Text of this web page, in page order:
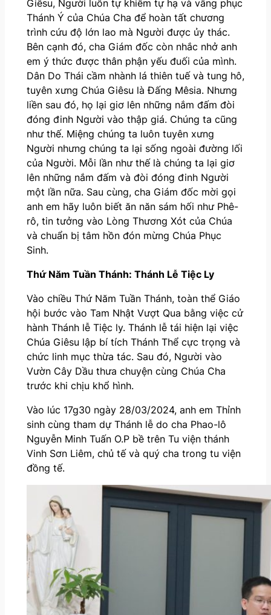
Giêsu, Người luôn tự khiêm tự hạ và vâng phục
Thánh Ý của Chúa Cha để hoàn tất chương
trình cứu độ lớn lao mà Người được ủy thác.
Bên cạnh đó, cha Giám đốc còn nhắc nhở anh
em ý thức được thân phận yếu đuối của mình.
Dân Do Thái cầm nhành lá thiên tuế và tung hô,
tuyên xưng Chúa Giêsu là Đấng Mêsia. Nhưng
liền sau đó, họ lại giơ lên những nắm đấm đòi
đóng đinh Người vào thập giá. Chúng ta cũng
như thế. Miệng chúng ta luôn tuyên xưng
Người nhưng chúng ta lại sống ngoài đường lối
của Người. Mỗi lần như thế là chúng ta lại giơ
lên những nắm đấm và đòi đóng đinh Người
một lần nữa. Sau cùng, cha Giám đốc mời gọi
anh em hãy luôn biết ăn năn sám hối như Phê-
rô, tin tưởng vào Lòng Thương Xót của Chúa
và chuẩn bị tâm hồn đón mừng Chúa Phục
Sinh.
Thứ Năm Tuần Thánh: Thánh Lễ Tiệc Ly
Vào chiều Thứ Năm Tuần Thánh, toàn thể Giáo
hội bước vào Tam Nhật Vượt Qua bằng việc cử
hành Thánh lễ Tiệc ly. Thánh lễ tái hiện lại việc
Chúa Giêsu lập bí tích Thánh Thể cực trọng và
chức linh mục thừa tác. Sau đó, Người vào
Vườn Cây Dầu thưa chuyện cùng Chúa Cha
trước khi chịu khổ hình.
Vào lúc 17g30 ngày 28/03/2024, anh em Thỉnh
sinh cùng tham dự Thánh lễ do cha Phao-lô
Nguyễn Minh Tuấn O.P bề trên Tu viện thánh
Vinh Sơn Liêm, chủ tế và quý cha trong tu viện
đồng tế.